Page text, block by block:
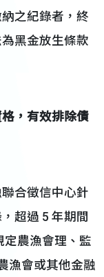
之紀錄者，終
黑金放生條款
，有效排除債
合徵信中心針
超過 5 年期間
定農漁會理、監
漁會或其他金融